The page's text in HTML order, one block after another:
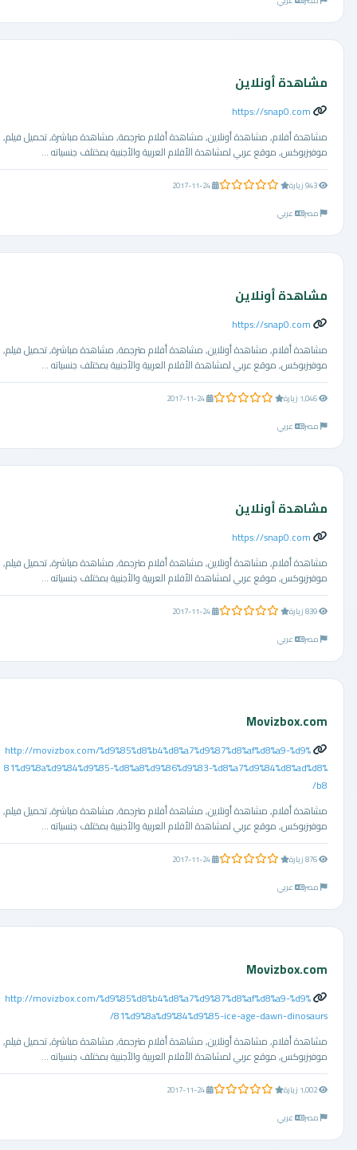
مشاهدة أونلاين
https://snap0.com
مشاهدة أفلام, مشاهدة أونلاين, مشاهدة أفلام مترجمة, مشاهدة مباشرة, تحميل فيلم,
موفيزبوكس, موقع عربي لمشاهدة الأفلام العربية والأجنبية بمختلف جنسياته ...
0.0 من 5 نجوم
2017-11-24
مصر
عربي
مشاهدة أونلاين
https://snap0.com
مشاهدة أفلام, مشاهدة أونلاين, مشاهدة أفلام مترجمة, مشاهدة مباشرة, تحميل فيلم,
موفيزبوكس, موقع عربي لمشاهدة الأفلام العربية والأجنبية بمختلف جنسياته ...
0.0 من 5 نجوم
2017-11-24
مصر
عربي
مشاهدة أونلاين
https://snap0.com
مشاهدة أفلام, مشاهدة أونلاين, مشاهدة أفلام مترجمة, مشاهدة مباشرة, تحميل فيلم,
موفيزبوكس, موقع عربي لمشاهدة الأفلام العربية والأجنبية بمختلف جنسياته ...
0.0 من 5 نجوم
2017-11-24
مصر
عربي
Movizbox.com
http://movizbox.com/%d9%85%d8%b4%d8%a7%d9%87%d8%af%d8%a9-%d9%
81%d9%8a%d9%84%d9%85-%d8%a8%d9%86%d9%83-%d8%a7%d9%84%d8%ad%d8%
مشاهدة أفلام, مشاهدة أونلاين, مشاهدة أفلام مترجمة, مشاهدة مباشرة, تحميل فيلم,
موفيزبوكس, موقع عربي لمشاهدة الأفلام العربية والأجنبية بمختلف جنسياته ...
0.0 من 5 نجوم
2017-11-24
مصر
عربي
Movizbox.com
http://movizbox.com/%d9%85%d8%b4%d8%a7%d9%87%d8%af%d8%a9-%d9%
81%d9%8a%d9%84%d9%85-ice-age-dawn-dinosaurs/
مشاهدة أفلام, مشاهدة أونلاين, مشاهدة أفلام مترجمة, مشاهدة مباشرة, تحميل فيلم,
موفيزبوكس, موقع عربي لمشاهدة الأفلام العربية والأجنبية بمختلف جنسياته ...
0.0 من 5 نجوم
2017-11-24
مصر
عربي